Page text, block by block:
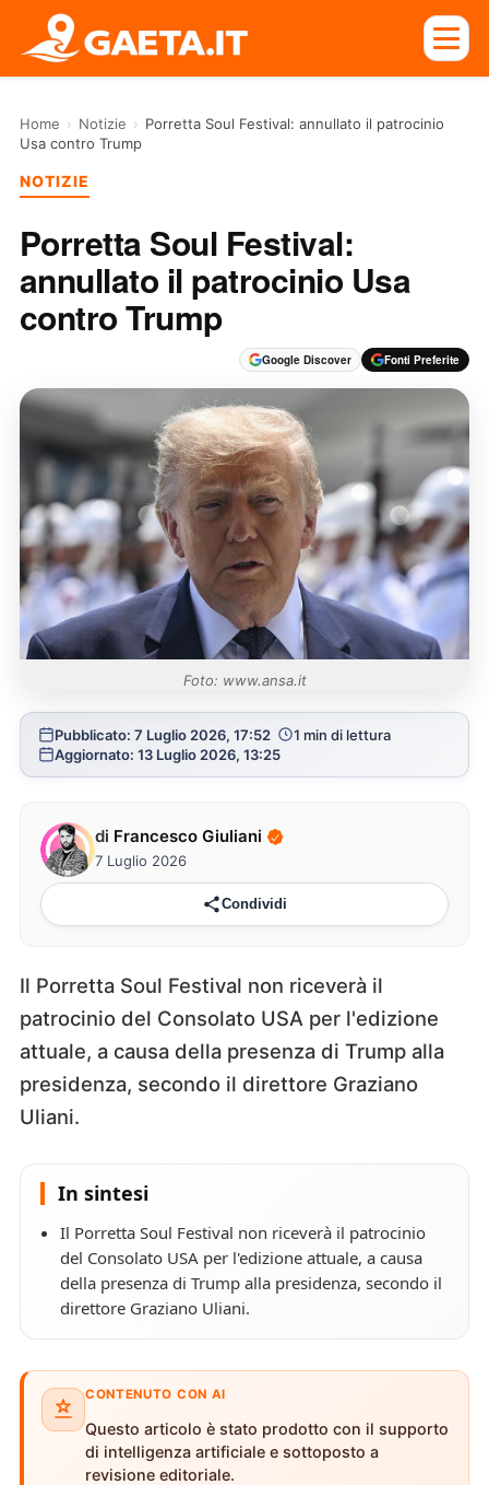
Home › Notizie › Porretta Soul Festival: annullato il patrocinio
Usa contro Trump
NOTIZIE
Porretta Soul Festival:
annullato il patrocinio Usa
contro Trump
Google Discover Fonti Preferite
Foto: www.ansa.it
Pubblicato: 7 Luglio 2026, 17:52
1 min di lettura
Aggiornato: 13 Luglio 2026, 13:25
di Francesco Giuliani
7 Luglio 2026
Condividi
Il Porretta Soul Festival non riceverà il
patrocinio del Consolato USA per l'edizione
attuale, a causa della presenza di Trump alla
presidenza, secondo il direttore Graziano
Uliani.
In sintesi
Il Porretta Soul Festival non riceverà il patrocinio
del Consolato USA per l'edizione attuale, a causa
della presenza di Trump alla presidenza, secondo il
direttore Graziano Uliani.
CONTENUTO CON AI
Questo articolo è stato prodotto con il supporto
di intelligenza artificiale e sottoposto a
revisione editoriale.